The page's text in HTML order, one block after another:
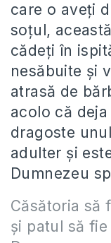
care o aveți
soțul,
cădeți în
nesăbuite și
atrasă de
acolo că
dragoste
adulter și
Dumnezeu
Căsătoria să
şi patul să